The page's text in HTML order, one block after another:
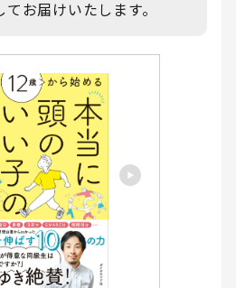
お届けいたします。